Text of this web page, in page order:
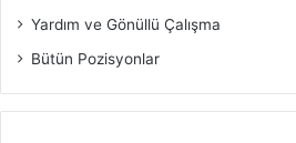
Yardım ve Gönüllü Çalışma
Bütün Pozisyonlar